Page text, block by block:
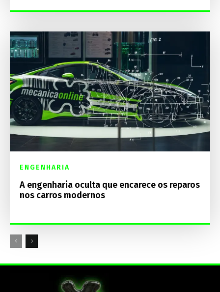
ENGENHARIA
A engenharia oculta que encarece os reparos
nos carros modernos